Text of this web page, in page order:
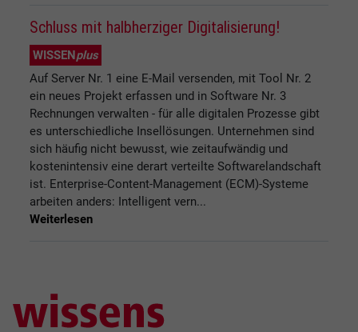
Schluss mit halbherziger Digitalisierung!
WISSENplus
Auf Server Nr. 1 eine E-Mail versenden, mit Tool Nr. 2
ein neues Projekt erfassen und in Software Nr. 3
Rechnungen verwalten - für alle digitalen Prozesse gibt
es unterschiedliche Insellösungen. Unternehmen sind
sich häufig nicht bewusst, wie zeitaufwändig und
kostenintensiv eine derart verteilte Softwarelandschaft
ist. Enterprise-Content-Management (ECM)-Systeme
arbeiten anders: Intelligent vern...
Weiterlesen